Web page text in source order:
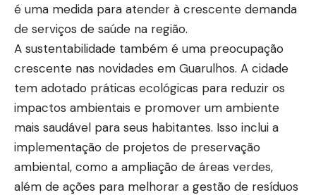
é uma medida para atender à crescente demanda
de serviços de saúde na região.
A sustentabilidade também é uma preocupação
crescente nas novidades em Guarulhos. A cidade
tem adotado práticas ecológicas para reduzir os
impactos ambientais e promover um ambiente
mais saudável para seus habitantes. Isso inclui a
implementação de projetos de preservação
ambiental, como a ampliação de áreas verdes,
além de ações para melhorar a gestão de resíduos